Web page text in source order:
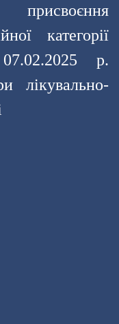
категорії
07.02.2025 р.
лікувально-